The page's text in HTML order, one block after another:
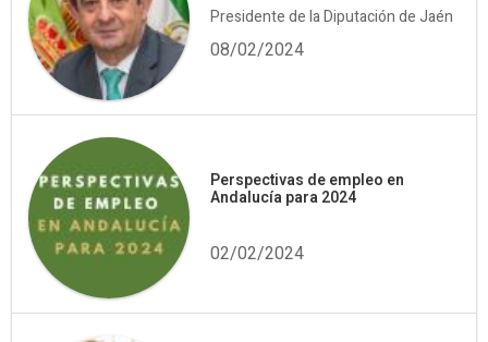
Presidente de la Diputación de Jaén
08/02/2024
Perspectivas de empleo en
Andalucía para 2024
02/02/2024